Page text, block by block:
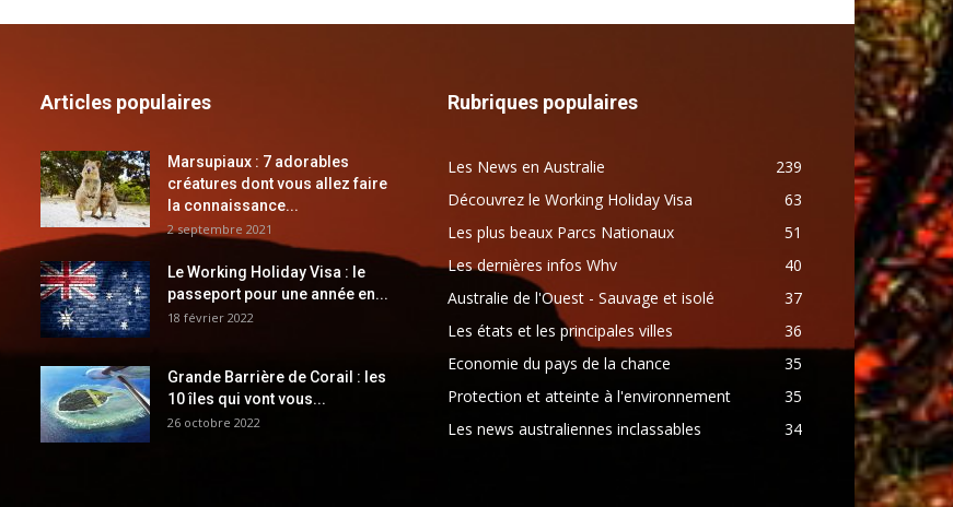
Articles populaires
Marsupiaux : 7 adorables
créatures dont vous allez faire
la connaissance...
2 septembre 2021
Le Working Holiday Visa : le
passeport pour une année en...
18 février 2022
Grande Barrière de Corail : les
10 îles qui vont vous...
26 octobre 2022
Rubriques populaires
Les News en Australie
239
Découvrez le Working Holiday Visa
63
Les plus beaux Parcs Nationaux
51
Les dernières infos Whv
40
Australie de l'Ouest - Sauvage et isolé
37
Les états et les principales villes
36
Economie du pays de la chance
35
Protection et atteinte à l'environnement
35
Les news australiennes inclassables
34